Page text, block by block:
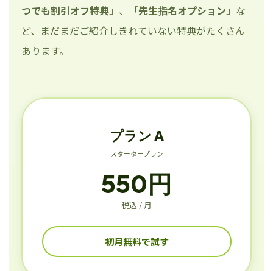
つでも割引オフ特典」 、 「先生指名オプション」 な
ど、まだまだご紹介しきれていない特典がたくさん
あります。
プラン A
スタータープラン
550円
税込 / 月
初月無料で試す